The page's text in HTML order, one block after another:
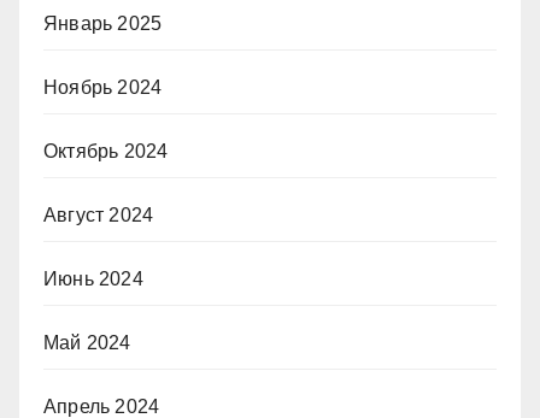
Январь 2025
Ноябрь 2024
Октябрь 2024
Август 2024
Июнь 2024
Май 2024
Апрель 2024